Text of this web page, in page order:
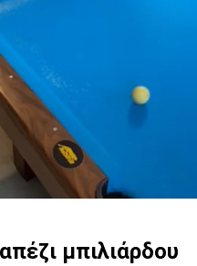
μπιλιάρδου